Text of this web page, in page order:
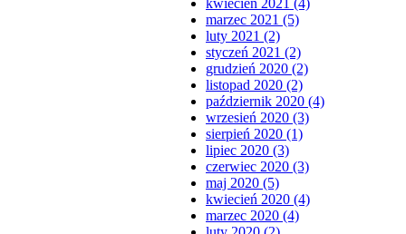
kwiecień 2021 (4)
marzec 2021 (5)
luty 2021 (2)
styczeń 2021 (2)
grudzień 2020 (2)
listopad 2020 (2)
październik 2020 (4)
wrzesień 2020 (3)
sierpień 2020 (1)
lipiec 2020 (3)
czerwiec 2020 (3)
maj 2020 (5)
kwiecień 2020 (4)
marzec 2020 (4)